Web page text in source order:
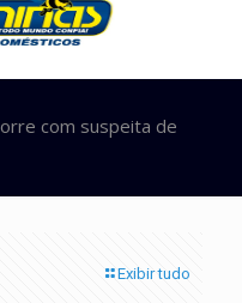
com suspeita de
Exibir tudo